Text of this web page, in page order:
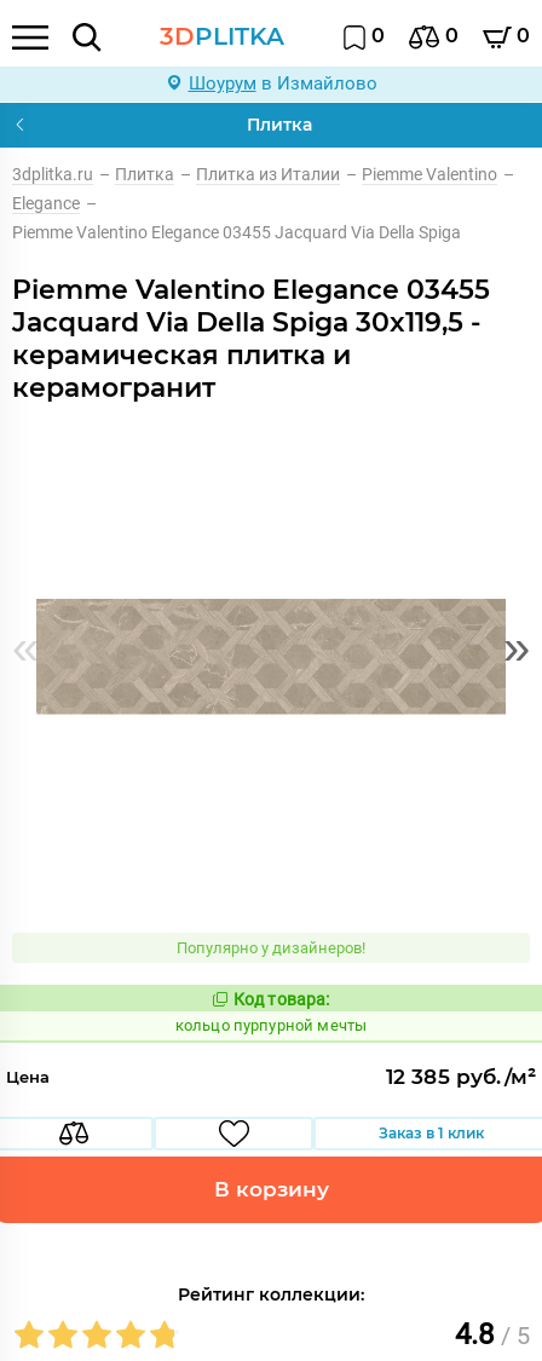
3DPLITKA 0 0 0
Шоурум в Измайлово
Плитка
3dplitka.ru – Плитка – Плитка из Италии – Piemme Valentino –
Elegance –
Piemme Valentino Elegance 03455 Jacquard Via Della Spiga
Piemme Valentino Elegance 03455
Jacquard Via Della Spiga 30x119,5 -
керамическая плитка и
керамогранит
« »
Популярно у дизайнеров!
Код:
743801
Код товара:
кольцо пурпурной мечты
Цена 12 385 руб./м²
Заказ в 1 клик
В корзину
Рейтинг коллекции:
4.8 / 5